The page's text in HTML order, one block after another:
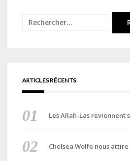
Rechercher :
ARTICLES RÉCENTS
Les Allah-Las reviennent
Chelsea Wolfe nous